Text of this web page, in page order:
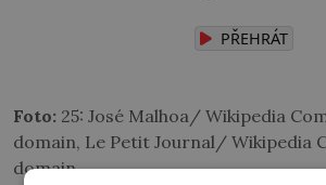
PŘEHRÁT
Foto: 25: José Malhoa/ Wikipedia
domain, Le Petit Journal/ Wikipedia
domain